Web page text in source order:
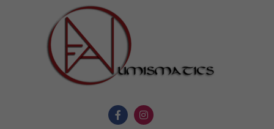
nécessaires au
fonctionnement